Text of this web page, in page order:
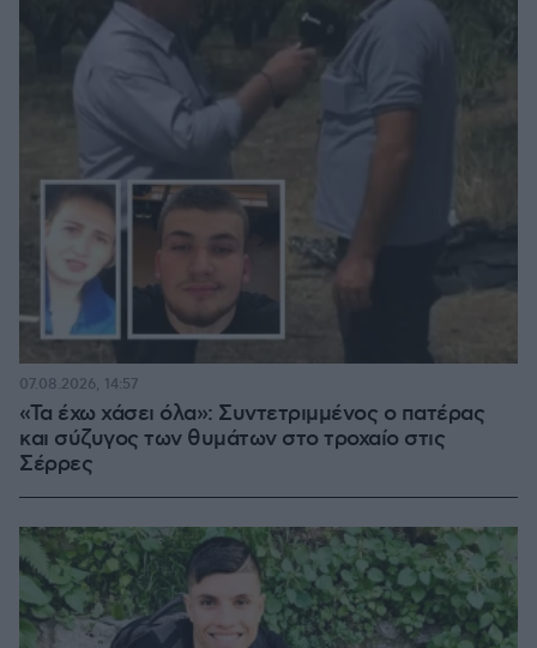
«Τα έχω χάσει όλα»: Συντετριμμένος ο πατέρας
και σύζυγος των θυμάτων στο τροχαίο στις
Σέρρες
07.08.2026, 14:57